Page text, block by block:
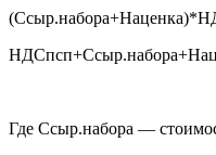
Где Ссыр.набора —